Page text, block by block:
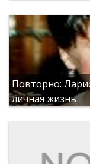
Повторно:
личная жизнь